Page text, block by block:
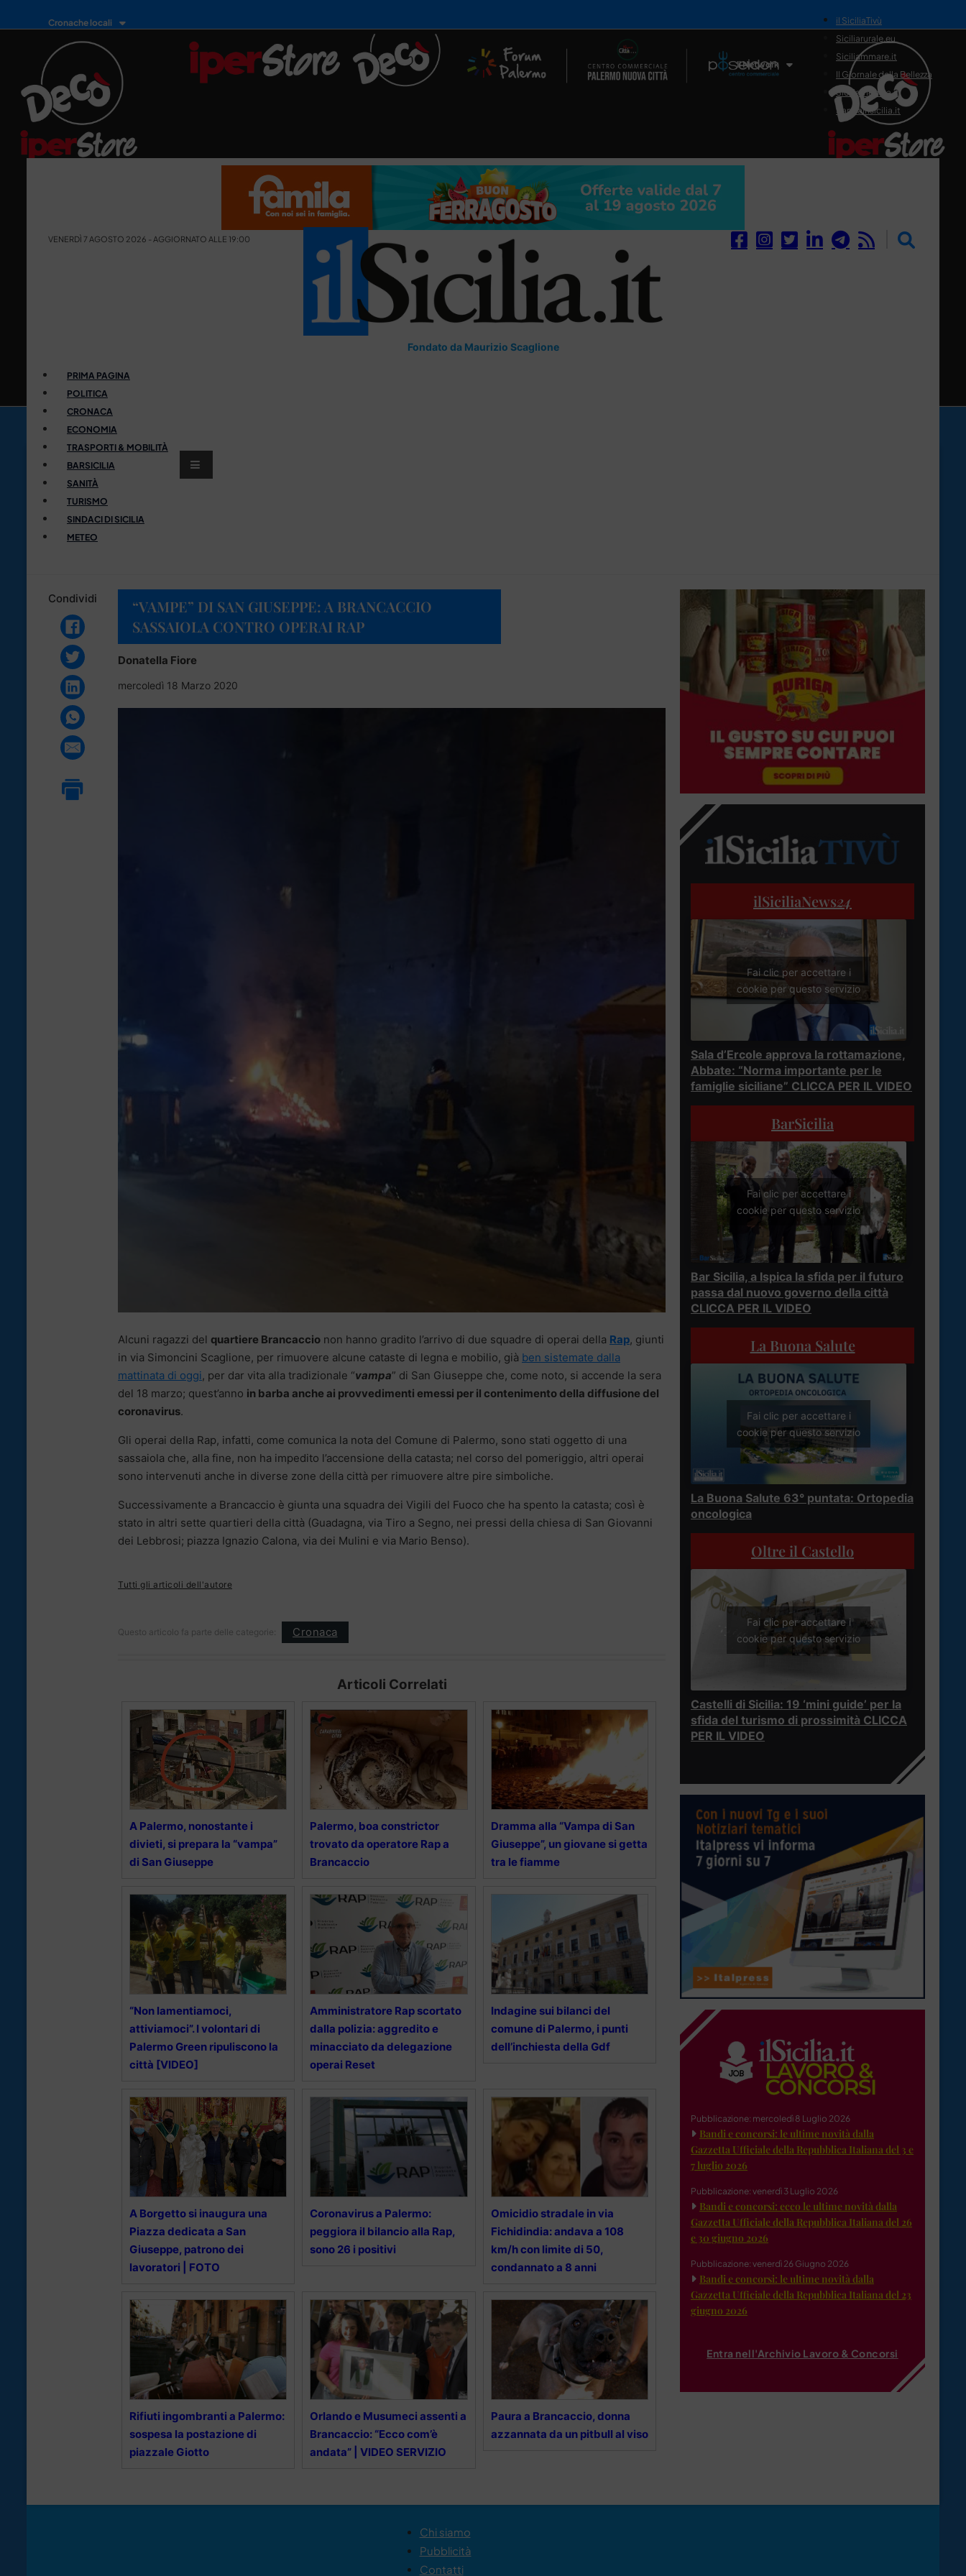
Cronache locali
Il Network
il SiciliaTivù
Siciliarurale.eu
Siciliammare.it
Il Giornale della Bellezza
Siciliamedica.it
Sanitainsicilia.it
VENERDÌ 7 AGOSTO 2026 - AGGIORNATO ALLE 19:00
Fondato da Maurizio Scaglione
PRIMA PAGINA
POLITICA
CRONACA
ECONOMIA
TRASPORTI & MOBILITÀ
BARSICILIA
SANITÀ
TURISMO
SINDACI DI SICILIA
METEO
Condividi
“VAMPE” DI SAN GIUSEPPE: A BRANCACCIO
SASSAIOLA CONTRO OPERAI RAP
Donatella Fiore
mercoledì 18 Marzo 2020
Alcuni ragazzi del quartiere Brancaccio non hanno gradito l’arrivo di due squadre di operai della Rap, giunti
in via Simoncini Scaglione, per rimuovere alcune cataste di legna e mobilio, già ben sistemate dalla
mattinata di oggi, per dar vita alla tradizionale “vampa” di San Giuseppe che, come noto, si accende la sera
del 18 marzo; quest’anno in barba anche ai provvedimenti emessi per il contenimento della diffusione del
coronavirus.
Gli operai della Rap, infatti, come comunica la nota del Comune di Palermo, sono stati oggetto di una
sassaiola che, alla fine, non ha impedito l’accensione della catasta; nel corso del pomeriggio, altri operai
sono intervenuti anche in diverse zone della città per rimuovere altre pire simboliche.
Successivamente a Brancaccio è giunta una squadra dei Vigili del Fuoco che ha spento la catasta; così è
stato in altri sette quartieri della città (Guadagna, via Tiro a Segno, nei pressi della chiesa di San Giovanni
dei Lebbrosi; piazza Ignazio Calona, via dei Mulini e via Mario Benso).
Tutti gli articoli dell'autore
Questo articolo fa parte delle categorie: Cronaca
Articoli Correlati
A Palermo, nonostante i
divieti, si prepara la “vampa”
di San Giuseppe
Palermo, boa constrictor
trovato da operatore Rap a
Brancaccio
Dramma alla “Vampa di San
Giuseppe”, un giovane si getta
tra le fiamme
“Non lamentiamoci,
attiviamoci”. I volontari di
Palermo Green ripuliscono la
città [VIDEO]
Amministratore Rap scortato
dalla polizia: aggredito e
minacciato da delegazione
operai Reset
Indagine sui bilanci del
comune di Palermo, i punti
dell’inchiesta della Gdf
A Borgetto si inaugura una
Piazza dedicata a San
Giuseppe, patrono dei
lavoratori | FOTO
Coronavirus a Palermo:
peggiora il bilancio alla Rap,
sono 26 i positivi
Omicidio stradale in via
Fichidindia: andava a 108
km/h con limite di 50,
condannato a 8 anni
Rifiuti ingombranti a Palermo:
sospesa la postazione di
piazzale Giotto
Orlando e Musumeci assenti a
Brancaccio: “Ecco com’è
andata” | VIDEO SERVIZIO
Paura a Brancaccio, donna
azzannata da un pitbull al viso
ilSiciliaNews24
Fai clic per accettare i
cookie per questo servizio
Sala d’Ercole approva la rottamazione,
Abbate: “Norma importante per le
famiglie siciliane” CLICCA PER IL VIDEO
BarSicilia
Fai clic per accettare i
cookie per questo servizio
Bar Sicilia, a Ispica la sfida per il futuro
passa dal nuovo governo della città
CLICCA PER IL VIDEO
La Buona Salute
Fai clic per accettare i
cookie per questo servizio
La Buona Salute 63° puntata: Ortopedia
oncologica
Oltre il Castello
Fai clic per accettare i
cookie per questo servizio
Castelli di Sicilia: 19 ‘mini guide’ per la
sfida del turismo di prossimità CLICCA
PER IL VIDEO
Pubblicazione: mercoledì 8 Luglio 2026
Bandi e concorsi: le ultime novità dalla
Gazzetta Ufficiale della Repubblica Italiana del 3 e
7 luglio 2026
Pubblicazione: venerdì 3 Luglio 2026
Bandi e concorsi: ecco le ultime novità dalla
Gazzetta Ufficiale della Repubblica Italiana del 26
e 30 giugno 2026
Pubblicazione: venerdì 26 Giugno 2026
Bandi e concorsi: le ultime novità dalla
Gazzetta Ufficiale della Repubblica Italiana del 23
giugno 2026
Entra nell'Archivio Lavoro & Concorsi
Chi siamo
Pubblicità
Contatti